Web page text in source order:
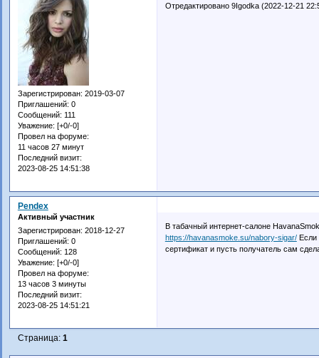
Зарегистрирован: 2019-03-07
Приглашений: 0
Сообщений: 111
Уважение: [+0/-0]
Провел на форуме:
11 часов 27 минут
Последний визит:
2023-08-25 14:51:38
Отредактировано 9Igodka (2022-12-21
Pendex
Активный участник
Зарегистрирован: 2018-12-27
Приглашений: 0
Сообщений: 128
Уважение: [+0/-0]
Провел на форуме:
13 часов 3 минуты
Последний визит:
2023-08-25 14:51:21
В табачный интернет-салоне
https://havanasmoke.su/nabory-sigar/Если
сертификат и пусть получатель сам
Страница: 1